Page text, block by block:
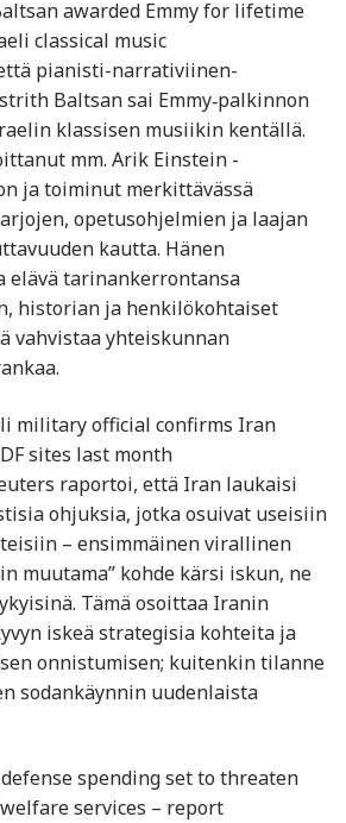
awarded Emmy for lifetime
classical music
pianisti-narrativiinen-
Baltsan sai Emmy‑palkinnon
klassisen musiikin kentällä.
mm. Arik Einstein -
ja toiminut merkittävässä
opetusohjelmien ja laajan
kautta. Hänen
elävä tarinankerrontansa
historian ja henkilökohtaiset
vahvistaa yhteiskunnan
military official confirms Iran
sites last month
raportoi, että Iran laukaisi
ohjuksia, jotka osuivat useisiin
– ensimmäinen virallinen
muutama” kohde kärsi iskun, ne
Tämä osoittaa Iranin
iskeä strategisia kohteita ja
onnistumisen; kuitenkin tilanne
sodankäynnin uudenlaista
spending set to threaten
services – report